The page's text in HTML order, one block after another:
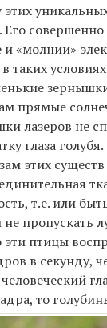
Его
и «молнии»
таких
прямые
лазеров не
глаза
этих
т.е. или
пропускать
эти птицы
в секунду,
то